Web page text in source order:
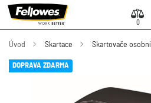
0
Úvod Skartace Skartovače osobní
DOPRAVA ZDARMA